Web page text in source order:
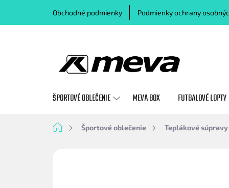
obsah
Obchodné podmienky Podmienky ochrany
ŠPORTOVÉ OBLEČENIE MEVA BOX FUTBALOVÉ LOPTY
DomovŠportové oblečenie Teplákové súpravy